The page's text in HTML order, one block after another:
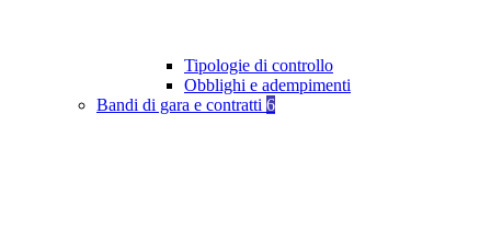
Tipologie di controllo
Obblighi e adempimenti
Bandi di gara e contratti 6